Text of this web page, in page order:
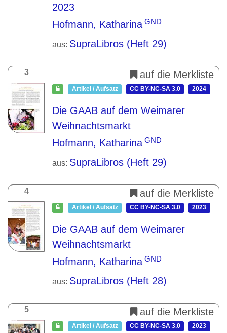
2023
Hofmann, Katharina GND
aus: SupraLibros (Heft 29)
3 auf die Merkliste
Artikel / Aufsatz CC BY-NC-SA 3.0 2024
Die GAAB auf dem Weimarer
Weihnachtsmarkt
Hofmann, Katharina GND
aus: SupraLibros (Heft 29)
4 auf die Merkliste
Artikel / Aufsatz CC BY-NC-SA 3.0 2023
Die GAAB auf dem Weimarer
Weihnachtsmarkt
Hofmann, Katharina GND
aus: SupraLibros (Heft 28)
5 auf die Merkliste
Artikel / Aufsatz CC BY-NC-SA 3.0 2023